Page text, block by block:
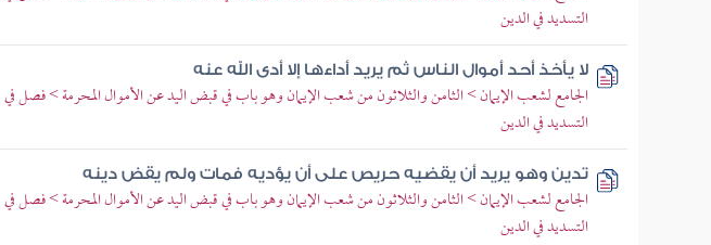
التسديد في الدين
لا يأخذ أحد أموال الناس ثم يريد أداءها إلا أدى الله عنه
الجامع لشعب الإيمان > الثامن والثلاثون من شعب الإيمان وهو باب في قبض اليد عن الأموال المحرمة > فصل في
التسديد في الدين
تدين وهو يريد أن يقضيه حريص على أن يؤديه فمات ولم يقض دينه
الجامع لشعب الإيمان > الثامن والثلاثون من شعب الإيمان وهو باب في قبض اليد عن الأموال المحرمة > فصل في
التسديد في الدين